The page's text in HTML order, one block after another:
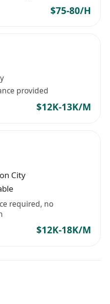
$75-80/H
provided
$12K-13K/M
City
required, no
$12K-18K/M